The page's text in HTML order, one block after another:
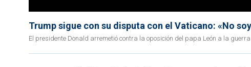
Trump sigue con su disputa con el Vaticano: «No
El presidente Donald arremetió contra la oposición del papa León a la